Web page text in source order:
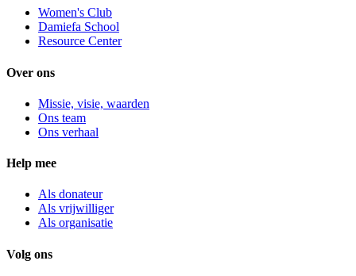
Women's Club
Damiefa School
Resource Center
Over ons
Missie, visie, waarden
Ons team
Ons verhaal
Help mee
Als donateur
Als vrijwilliger
Als organisatie
Volg ons